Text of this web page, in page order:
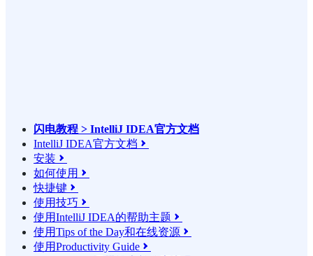
闪电教程 > IntelliJ IDEA官方文档
IntelliJ IDEA官方文档 
安装 
如何使用 
快捷键 
使用技巧 
使用IntelliJ IDEA的帮助主题 
使用Tips of the Day和在线资源 
使用Productivity Guide 